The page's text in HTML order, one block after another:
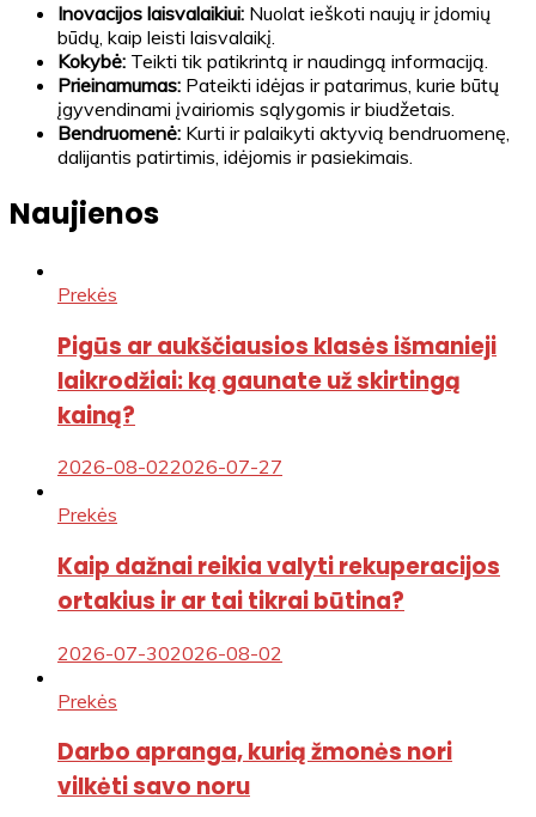
Inovacijos laisvalaikiui: Nuolat ieškoti naujų ir įdomių
būdų, kaip leisti laisvalaikį.
Kokybė: Teikti tik patikrintą ir naudingą informaciją.
Prieinamumas: Pateikti idėjas ir patarimus, kurie būtų
įgyvendinami įvairiomis sąlygomis ir biudžetais.
Bendruomenė: Kurti ir palaikyti aktyvią bendruomenę,
dalijantis patirtimis, idėjomis ir pasiekimais.
Naujienos
Prekės
Pigūs ar aukščiausios klasės išmanieji
laikrodžiai: ką gaunate už skirtingą
kainą?
2026-08-022026-07-27
Prekės
Kaip dažnai reikia valyti rekuperacijos
ortakius ir ar tai tikrai būtina?
2026-07-302026-08-02
Prekės
Darbo apranga, kurią žmonės nori
vilkėti savo noru